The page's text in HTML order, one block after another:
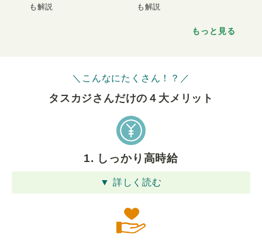
も解説
も解説
もっと見る
＼こんなにたくさん！？／
タスカジさんだけの４⼤メリット
1. しっかり高時給
▼ 詳しく読む